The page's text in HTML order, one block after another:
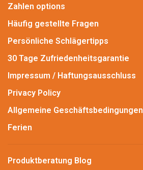
Zahlen options
Häufig gestellte Fragen
Persönliche Schlägertipps
30 Tage Zufriedenheitsgarantie
Impressum / Haftungsausschluss
Privacy Policy
Allgemeine Geschäftsbedingungen
Ferien
Produktberatung Blog